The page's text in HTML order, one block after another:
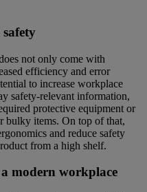
not only come with
efficiency and error
to increase workplace
safety-relevant information,
protective equipment or
bulky items. On top of that,
and reduce safety
from a high shelf.
modern workplace